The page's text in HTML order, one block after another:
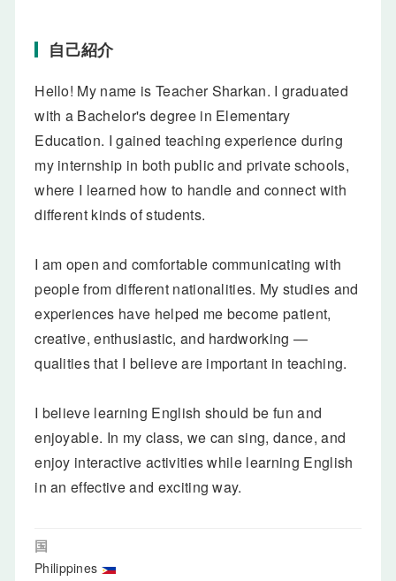
自己紹介
Hello! My name is Teacher Sharkan. I graduated
with a Bachelor's degree in Elementary
Education. I gained teaching experience during
my internship in both public and private schools,
where I learned how to handle and connect with
different kinds of students.
I am open and comfortable communicating with
people from different nationalities. My studies and
experiences have helped me become patient,
creative, enthusiastic, and hardworking —
qualities that I believe are important in teaching.
I believe learning English should be fun and
enjoyable. In my class, we can sing, dance, and
enjoy interactive activities while learning English
in an effective and exciting way.
国
Philippines